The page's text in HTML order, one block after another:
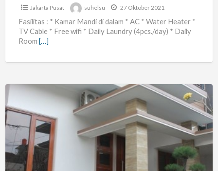
Jakarta Pusat suhelsu 27 Oktober 2021
Fasilitas : * Kamar Mandi di dalam * AC * Water Heater *
TV Cable * Free wifi * Daily Laundry (4pcs./day) * Daily
Room […]
Kost
Putri
Homey
&